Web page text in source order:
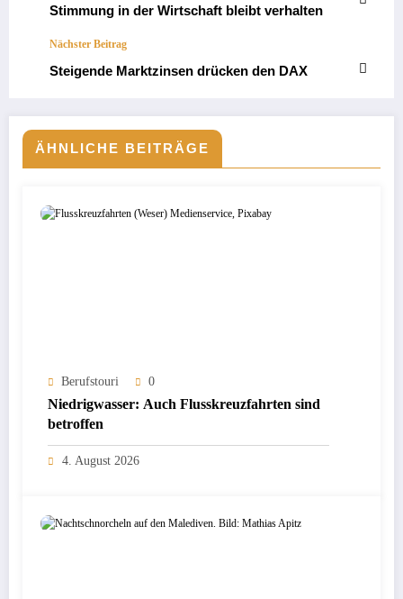
Stimmung in der Wirtschaft bleibt verhalten
Nächster Beitrag
Steigende Marktzinsen drücken den DAX
ÄHNLICHE BEITRÄGE
Berufstouri 0
Niedrigwasser: Auch Flusskreuzfahrten sind
betroffen
4. August 2026